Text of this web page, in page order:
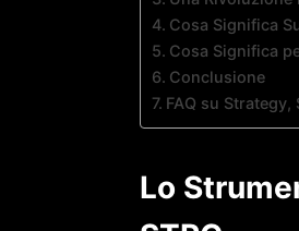
Cosa Significa
Cosa Significa
Conclusione
FAQ su Strategy,
Lo